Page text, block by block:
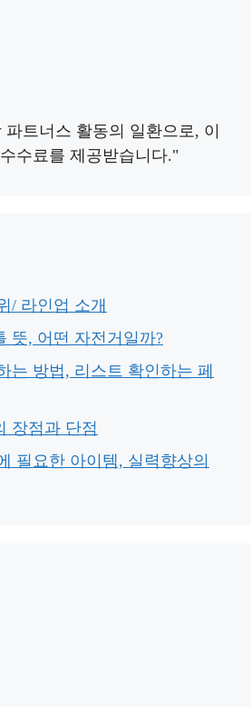
트너스 활동의 일환으로, 이
수료를 제공받습니다."
/ 라인업 소개
뜻, 어떤 자전거일까?
는 방법, 리스트 확인하는 페
장점과 단점
필요한 아이템, 실력향상의